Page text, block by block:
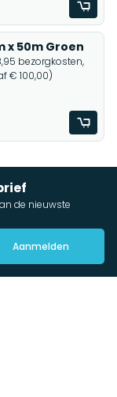
x 50m Groen
bezorgkosten,
€ 100,00)
de nieuwste
Aanmelden